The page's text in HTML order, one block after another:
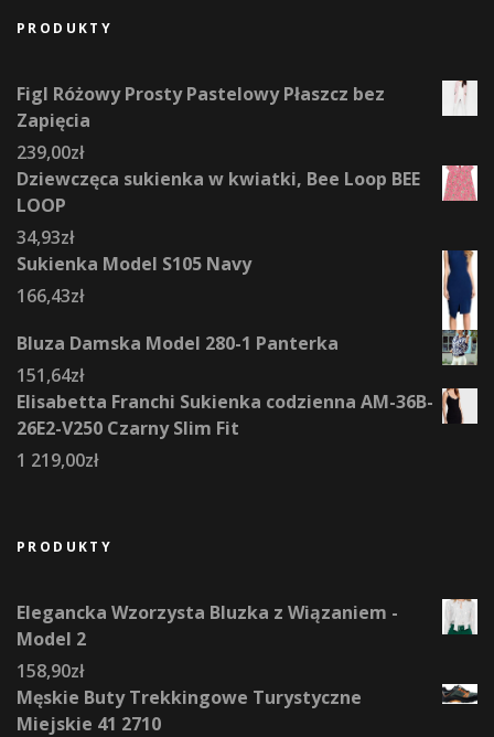
PRODUKTY
Figl Różowy Prosty Pastelowy Płaszcz bez
Zapięcia
239,00zł
Dziewczęca sukienka w kwiatki, Bee Loop BEE
LOOP
34,93zł
Sukienka Model S105 Navy
166,43zł
Bluza Damska Model 280-1 Panterka
151,64zł
Elisabetta Franchi Sukienka codzienna AM-36B-
26E2-V250 Czarny Slim Fit
1 219,00zł
PRODUKTY
Elegancka Wzorzysta Bluzka z Wiązaniem -
Model 2
158,90zł
Męskie Buty Trekkingowe Turystyczne
Miejskie 41 2710